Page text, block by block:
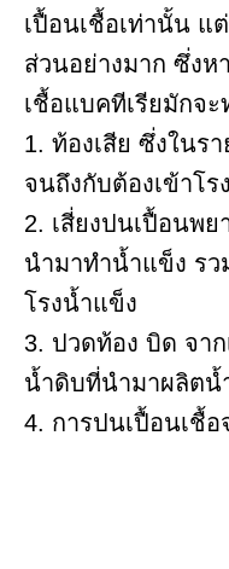
เปื้อนเชื้อเท่านั้น แ
ส่วนอย่างมาก ซึ่ง
เชื้อแบคทีเรียมักจะ
1. ท้องเสีย ซึ่งในร
จนถึงกับต้องเข้าโร
2. เสี่ยงปนเปื้อนพ
นำมาทำน้ำแข็ง รว
โรงน้ำแข็ง
3. ปวดท้อง บิด จา
น้ำดิบที่นำมาผลิตน้
4. การปนเปื้อนเชื้